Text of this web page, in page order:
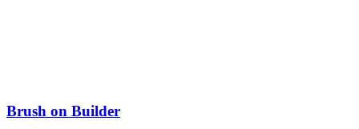
Brush on Builder